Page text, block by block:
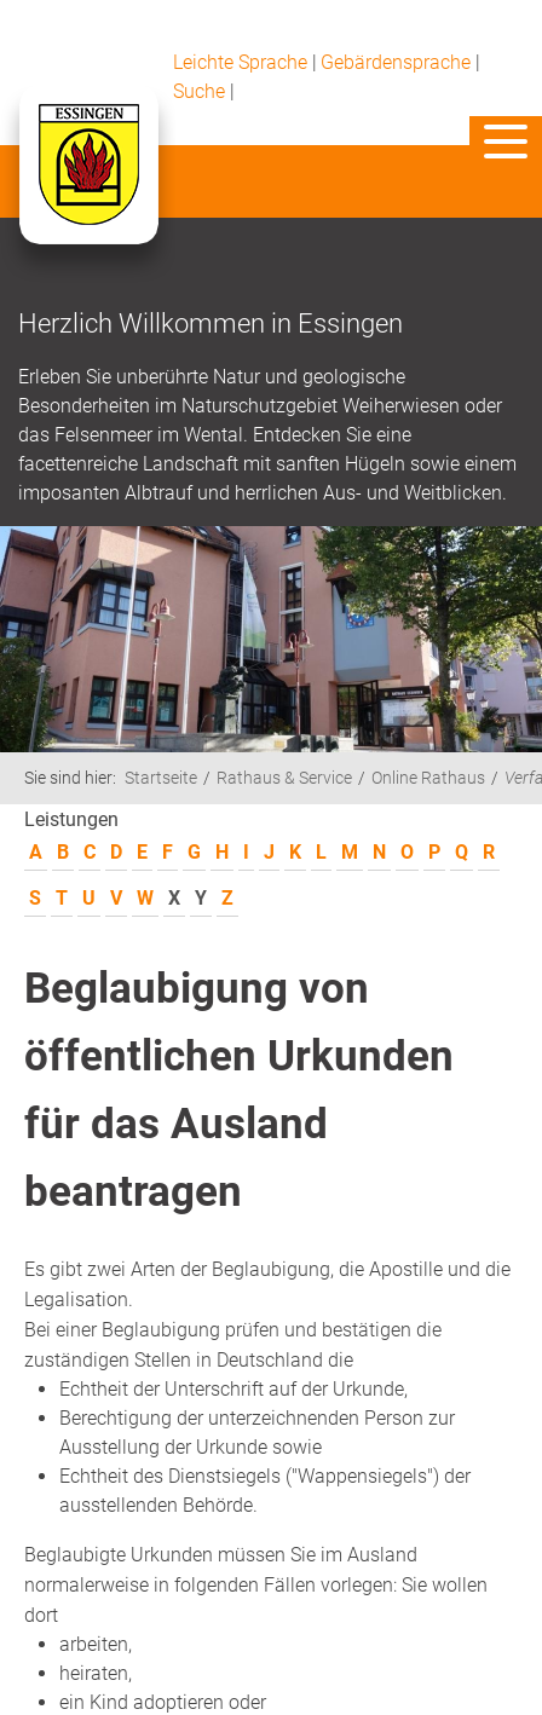
Leichte Sprache | Gebärdensprache |
Suche |
Herzlich Willkommen in Essingen
Erleben Sie unberührte Natur und geologische
Besonderheiten im Naturschutzgebiet Weiherwiesen oder
das Felsenmeer im Wental. Entdecken Sie eine
facettenreiche Landschaft mit sanften Hügeln sowie einem
imposanten Albtrauf und herrlichen Aus- und Weitblicken.
Sie sind hier: Startseite Rathaus & Service Online Rathaus
Leistungen
A
B C D E F G H I J K L M N O P Q
R
S
T U V W X Y Z
Beglaubigung von
öffentlichen Urkunden
für das Ausland
beantragen
Es gibt zwei Arten der Beglaubigung, die Apostille und die
Legalisation.
Bei einer Beglaubigung prüfen und bestätigen die
zuständigen Stellen in Deutschland die
Echtheit der Unterschrift auf der Urkunde,
Berechtigung der unterzeichnenden Person zur
Ausstellung der Urkunde sowie
Echtheit des Dienstsiegels ("Wappensiegels") der
ausstellenden Behörde.
Beglaubigte Urkunden müssen Sie im Ausland
normalerweise in folgenden Fällen vorlegen: Sie wollen
dort
arbeiten,
heiraten,
ein Kind adoptieren oder